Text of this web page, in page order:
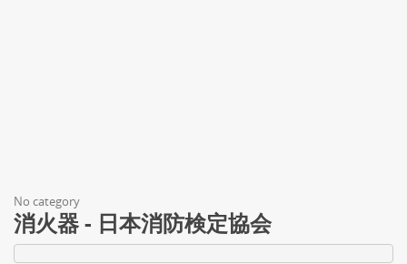
No category
消火器 - 日本消防検定協会